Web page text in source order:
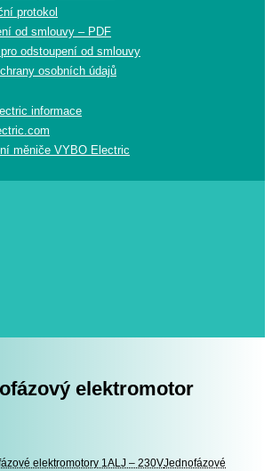
protokol
od smlouvy – PDF
odstoupení od smlouvy
osobních údajů
informace
měniče VYBO Electric
elektromotor
elektromotory 1ALJ – 230VJednofázové